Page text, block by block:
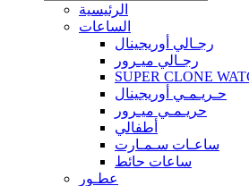
الرئيسية
الساعات
رجـالي أوريجينال
رجـالي ميـرور
SUPER CLONE
حـريـمـي أوريجينال
حريـمـي ميـرور
أطفالي
ساعـات سـمـارت
ساعات حائط
عطـور